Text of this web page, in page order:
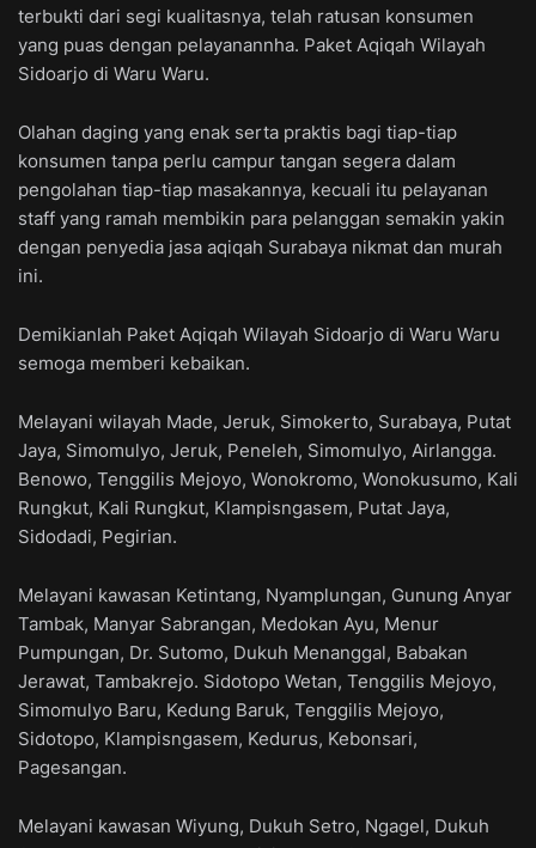
terbukti dari segi kualitasnya, telah ratusan konsumen
yang puas dengan pelayanannha. Paket Aqiqah Wilayah
Sidoarjo di Waru Waru.
Olahan daging yang enak serta praktis bagi tiap-tiap
konsumen tanpa perlu campur tangan segera dalam
pengolahan tiap-tiap masakannya, kecuali itu pelayanan
staff yang ramah membikin para pelanggan semakin yakin
dengan penyedia jasa aqiqah Surabaya nikmat dan murah
ini.
Demikianlah Paket Aqiqah Wilayah Sidoarjo di Waru Waru
semoga memberi kebaikan.
Melayani wilayah Made, Jeruk, Simokerto, Surabaya, Putat
Jaya, Simomulyo, Jeruk, Peneleh, Simomulyo, Airlangga.
Benowo, Tenggilis Mejoyo, Wonokromo, Wonokusumo, Kali
Rungkut, Kali Rungkut, Klampisngasem, Putat Jaya,
Sidodadi, Pegirian.
Melayani kawasan Ketintang, Nyamplungan, Gunung Anyar
Tambak, Manyar Sabrangan, Medokan Ayu, Menur
Pumpungan, Dr. Sutomo, Dukuh Menanggal, Babakan
Jerawat, Tambakrejo. Sidotopo Wetan, Tenggilis Mejoyo,
Simomulyo Baru, Kedung Baruk, Tenggilis Mejoyo,
Sidotopo, Klampisngasem, Kedurus, Kebonsari,
Pagesangan.
Melayani kawasan Wiyung, Dukuh Setro, Ngagel, Dukuh